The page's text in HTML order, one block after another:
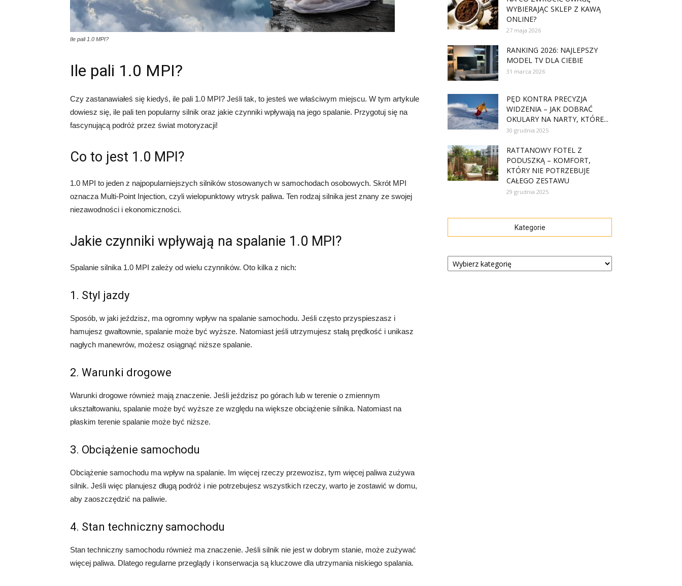
Ile pali 1.0 MPI?
Ile pali 1.0 MPI?
Czy zastanawiałeś się kiedyś, ile pali 1.0 MPI? Jeśli tak, to jesteś we właściwym miejscu. W tym artykule
dowiesz się, ile pali ten popularny silnik oraz jakie czynniki wpływają na jego spalanie. Przygotuj się na
fascynującą podróż przez świat motoryzacji!
Co to jest 1.0 MPI?
1.0 MPI to jeden z najpopularniejszych silników stosowanych w samochodach osobowych. Skrót MPI
oznacza Multi-Point Injection, czyli wielopunktowy wtrysk paliwa. Ten rodzaj silnika jest znany ze swojej
niezawodności i ekonomiczności.
Jakie czynniki wpływają na spalanie 1.0 MPI?
Spalanie silnika 1.0 MPI zależy od wielu czynników. Oto kilka z nich:
1. Styl jazdy
Sposób, w jaki jeździsz, ma ogromny wpływ na spalanie samochodu. Jeśli często przyspieszasz i
hamujesz gwałtownie, spalanie może być wyższe. Natomiast jeśli utrzymujesz stałą prędkość i unikasz
nagłych manewrów, możesz osiągnąć niższe spalanie.
2. Warunki drogowe
Warunki drogowe również mają znaczenie. Jeśli jeździsz po górach lub w terenie o zmiennym
ukształtowaniu, spalanie może być wyższe ze względu na większe obciążenie silnika. Natomiast na
płaskim terenie spalanie może być niższe.
3. Obciążenie samochodu
Obciążenie samochodu ma wpływ na spalanie. Im więcej rzeczy przewozisz, tym więcej paliwa zużywa
silnik. Jeśli więc planujesz długą podróż i nie potrzebujesz wszystkich rzeczy, warto je zostawić w domu,
aby zaoszczędzić na paliwie.
4. Stan techniczny samochodu
Stan techniczny samochodu również ma znaczenie. Jeśli silnik nie jest w dobrym stanie, może zużywać
więcej paliwa. Dlatego regularne przeglądy i konserwacja są kluczowe dla utrzymania niskiego spalania.
WYBIERAJĄC SKLEP Z KAWĄ
ONLINE?
27 maja 2026
RANKING 2026: NAJLEPSZY
MODEL TV DLA CIEBIE
31 marca 2026
PĘD KONTRA PRECYZJA
WIDZENIA – JAK DOBRAĆ
OKULARY NA NARTY, KTÓRE...
30 grudnia 2025
RATTANOWY FOTEL Z
PODUSZKĄ – KOMFORT,
KTÓRY NIE POTRZEBUJE
CAŁEGO ZESTAWU
29 grudnia 2025
Kategorie
Kategorie